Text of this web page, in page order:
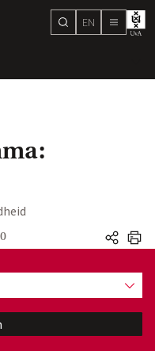
search
EN menu
share
print
toon